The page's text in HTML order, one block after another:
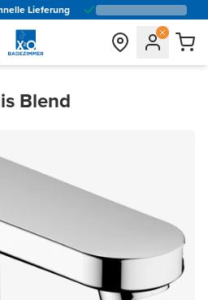
Lieferung
Blend